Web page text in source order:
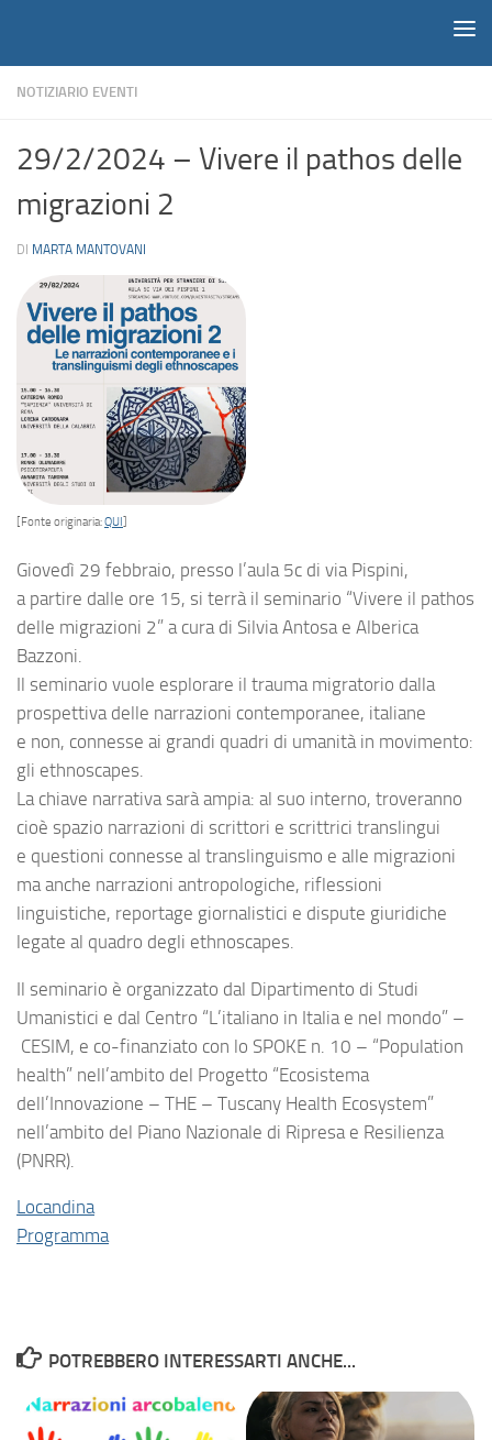
NOTIZIARIO EVENTI
29/2/2024 – Vivere il pathos delle
migrazioni 2
DI MARTA MANTOVANI
[Fonte originaria:QUI
Giovedì 29 febbraio, presso l’aula 5c di via Pispini,
a partire dalle ore 15, si terrà il seminario “Vivere il pathos
delle migrazioni 2” a cura di Silvia Antosa e Alberica
Bazzoni.
Il seminario vuole esplorare il trauma migratorio dalla
prospettiva delle narrazioni contemporanee, italiane
e non, connesse ai grandi quadri di umanità in movimento:
gli ethnoscapes.
La chiave narrativa sarà ampia: al suo interno, troveranno
cioè spazio narrazioni di scrittori e scrittrici translingui
e questioni connesse al translinguismo e alle migrazioni
ma anche narrazioni antropologiche, riflessioni
linguistiche, reportage giornalistici e dispute giuridiche
legate al quadro degli ethnoscapes.
Il seminario è organizzato dal Dipartimento di Studi
Umanistici e dal Centro “L’italiano in Italia e nel mondo” –
CESIM, e co-finanziato con lo SPOKE n. 10 – “Population
health” nell’ambito del Progetto “Ecosistema
dell’Innovazione – THE – Tuscany Health Ecosystem”
nell’ambito del Piano Nazionale di Ripresa e Resilienza
(PNRR).
Locandina
Programma
POTREBBERO INTERESSARTI ANCHE...